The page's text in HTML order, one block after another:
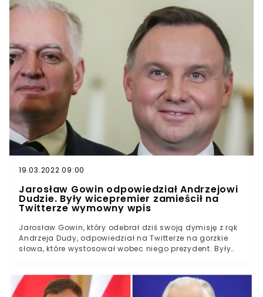
wydanie "Wiadomości" TVP poświęcono m.in. rozłamowi
w Zjednoczonej Prawicy. Niebezpośrednio zarzucono
Jarosławowi Gowinowi porzucenie 6 lat pracy na rzecz
Polski, celem przejścia do "totalnej opozycji". Cały
materiał opatrzono paskiem "Dymisja za blokowanie
Polskiego Ładu". - Sam Gowin znalazł już pocieszenie u
samorządowców związanych z Platformą Obywatelską -
zapewniała Edyta Lewandowska.
19.03.2022 09:00
Jarosław Gowin odpowiedział Andrzejowi
Dudzie. Były wicepremier zamieścił na
Twitterze wymowny wpis
Jarosław Gowin, który odebrał dziś swoją dymisję z rąk
Andrzeja Dudy, odpowiedział na Twitterze na gorzkie
słowa, które wystosował wobec niego prezydent. Były
Andrzej Duda upokorzył Jarosława Gowina. Ten nie
pozostawił jednak sprawy bez odpowiedzi.